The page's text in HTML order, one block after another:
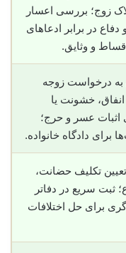
زوج؛ بررسی اعسار
در برابر ادعاهای
و وثایق.
به درخواست زوجه
خشونت یا
اثبات عسر و حرج؛
برای دادگاه خانواده.
تعیین تکلیف حضانت،
ثبت سریع در دفاتر
برای حل اختلافات